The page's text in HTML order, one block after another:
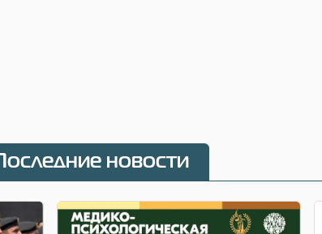
Последние новости